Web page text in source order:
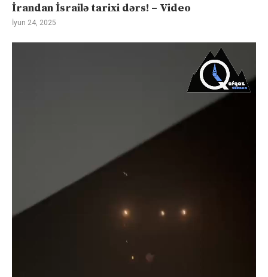
İrandan İsrailə tarixi dərs! – Video
İyun 24, 2025